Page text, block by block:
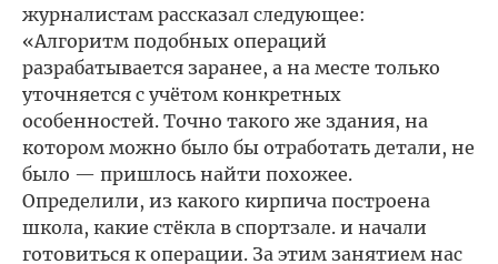
журналистам рассказал следующее:
«Алгоритм подобных операций
разрабатывается заранее, а на месте только
уточняется с учётом конкретных
особенностей. Точно такого же здания, на
котором можно было бы отработать детали, не
было — пришлось найти похожее.
Определили, из какого кирпича построена
школа, какие стёкла в спортзале. и начали
готовиться к операции. За этим занятием нас